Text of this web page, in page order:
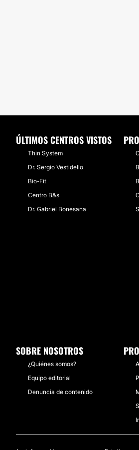
ÚLTIMOS CENTROS VISTOS
Thin System
Dr. Sergio Vestidello
Bio-Fit
Centro B&s
Dr. Gabriel Bonesana
SOBRE NOSOTROS
¿Quiénes somos?
Equipo editorial
Denuncia de contenido